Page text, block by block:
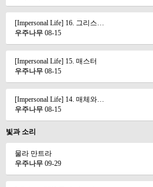
[Impersonal Life] 16. 그리스…
우주나무 08-15
[Impersonal Life] 15. 매스터
우주나무 08-15
[Impersonal Life] 14. 매체와…
우주나무 08-15
빛과 소리
물라 만트라
우주나무 09-29